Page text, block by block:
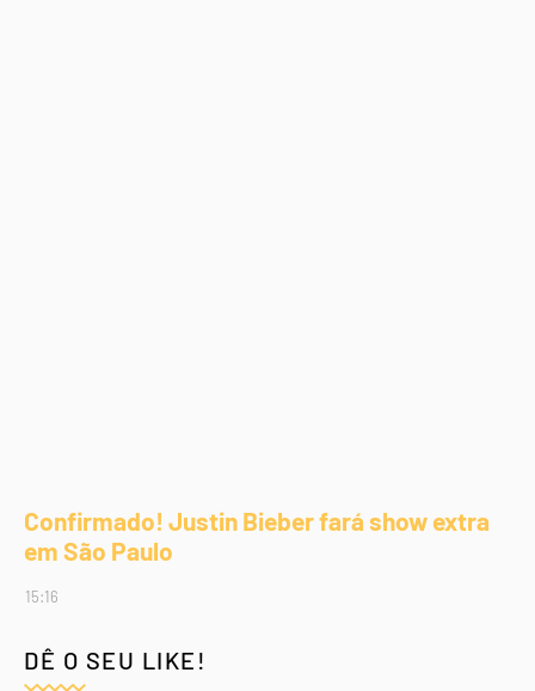
Confirmado! Justin Bieber fará show extra
em São Paulo
15:16
DÊ O SEU LIKE!